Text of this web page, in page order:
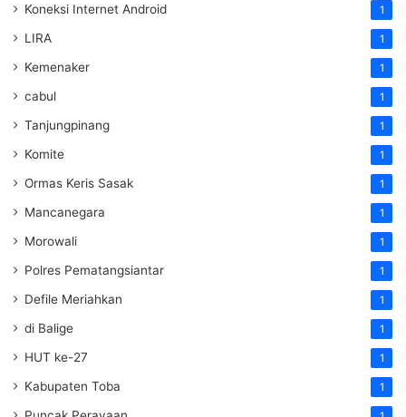
Koneksi Internet Android 1
LIRA 1
Kemenaker 1
cabul 1
Tanjungpinang 1
Komite 1
Ormas Keris Sasak 1
Mancanegara 1
Morowali 1
Polres Pematangsiantar 1
Defile Meriahkan 1
di Balige 1
HUT ke-27 1
Kabupaten Toba 1